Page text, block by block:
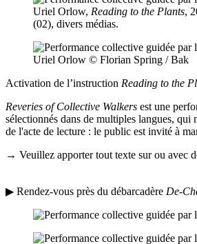
Uriel Orlow, Reading to the Plants,
(02), divers médias.
Uriel Orlow © Florian Spring / Bak
Activation de l’instruction Reading to the
Reveries of Collective Walkers est une
sélectionnés dans de multiples langues, qui
de l'acte de lecture : le public est invité à
→ Veuillez apporter tout texte sur ou avec
▶ Rendez-vous près du débarcadère De-